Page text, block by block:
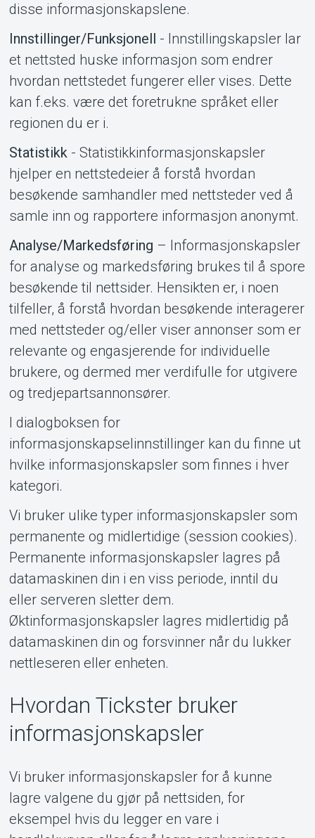
Om Tickster
disse informasjonskapslene.
Innstillinger/Funksjonell - Innstillingskapsler lar
et nettsted huske informasjon som endrer
hvordan nettstedet fungerer eller vises. Dette
kan f.eks. være det foretrukne språket eller
regionen du er i.
Statistikk- Statistikkinformasjonskapsler
hjelper en nettstedeier å forstå hvordan
besøkende samhandler med nettsteder ved å
samle inn og rapportere informasjon anonymt.
Analyse/Markedsføring – Informasjonskapsler
for analyse og markedsføring brukes til å spore
besøkende til nettsider. Hensikten er, i noen
tilfeller, å forstå hvordan besøkende interagerer
med nettsteder og/eller viser annonser som er
relevante og engasjerende for individuelle
brukere, og dermed mer verdifulle for utgivere
og tredjepartsannonsører.
I dialogboksen for
informasjonskapselinnstillinger kan du finne ut
hvilke informasjonskapsler som finnes i hver
kategori.
Vi bruker ulike typer informasjonskapsler som
permanente og midlertidige (session cookies).
Permanente informasjonskapsler lagres på
datamaskinen din i en viss periode, inntil du
eller serveren sletter dem.
Øktinformasjonskapsler lagres midlertidig på
datamaskinen din og forsvinner når du lukker
nettleseren eller enheten.
Hvordan Tickster bruker
informasjonskapsler
Vi bruker informasjonskapsler for å kunne
lagre valgene du gjør på nettsiden, for
eksempel hvis du legger en vare i